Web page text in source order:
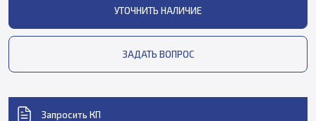
УТОЧНИТЬ НАЛИЧИЕ
ЗАДАТЬ ВОПРОС
Запросить КП